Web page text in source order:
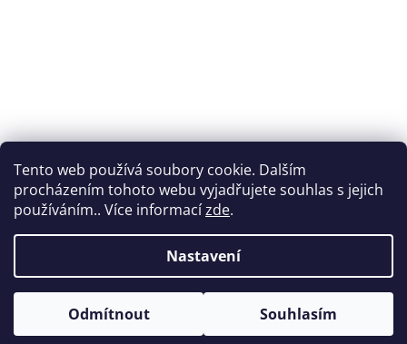
Tento web používá soubory cookie. Dalším
procházením tohoto webu vyjadřujete souhlas s jejich
používáním.. Více informacízde.
Nastavení
Odmítnout Souhlasím
Vytvořil Shoptet
Copyright 2026Nabytek-vencl.cz . Všechna práva vyhrazena.